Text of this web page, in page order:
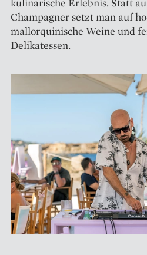
kulinarische Erlebnis. Statt
Champagner setzt man auf
mallorquinische Weine und
Delikatessen.